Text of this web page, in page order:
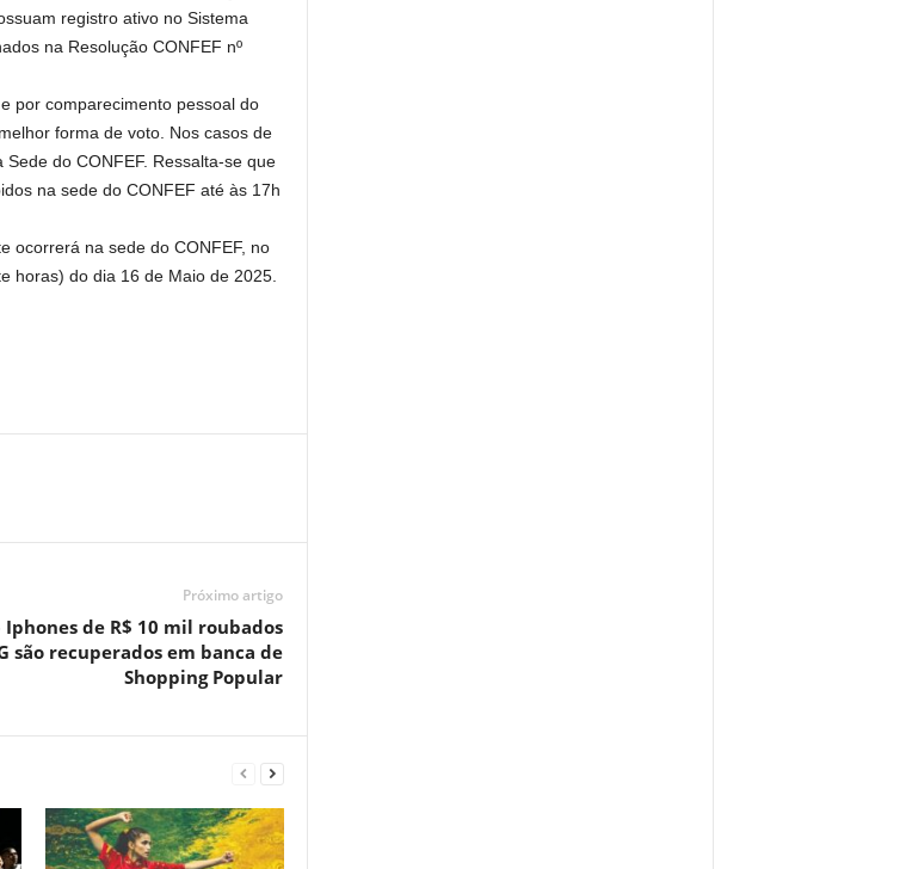
registro ativo no Sistema
na Resolução CONFEF nº
por comparecimento pessoal do
forma de voto. Nos casos de
do CONFEF. Ressalta-se que
na sede do CONFEF até às 17h
ocorrerá na sede do CONFEF, no
horas) do dia 16 de Maio de 2025.
Próximo artigo
Iphones de R$ 10 mil roubados
são recuperados em banca de
Shopping Popular